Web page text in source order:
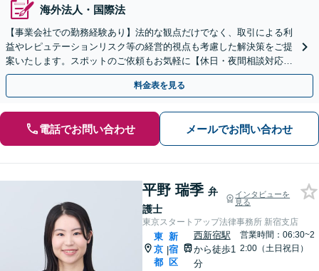
海外法人・国際法
【事業会社での勤務経験あり】法的な観点だけでなく、取引による利
益やレピュテーションリスク等の経営的視点も考慮した解決策をご提
案いたします。スポットのご依頼もお気軽に【休日・夜間相談対応】
【新宿駅1分】
料金表を見る
電話でお問い合わせ メールでお問い合わせ
平野 瑞季 弁
護士
インタビューを
見る
東京スタートアップ法律事務所 新宿支店
東
京
都
|
新
宿
区
西新宿駅
から徒歩1
分
営業時間：06:30~2
2:00（土日祝日）